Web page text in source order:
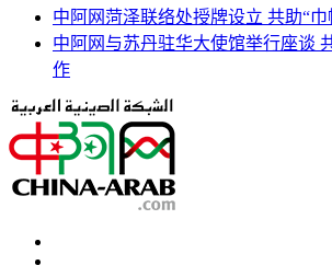
中阿网菏泽联络处授牌设立 共助“
中阿网与苏丹驻华大使馆举行座谈
作